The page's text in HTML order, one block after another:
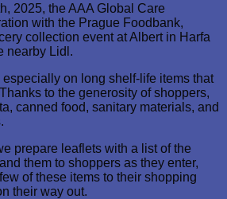
2025, the AAA Global Care
with the Prague Foodbank,
collection event at Albert in Harfa
nearby Lidl.
on long shelf-life items that
to the generosity of shoppers,
canned food, sanitary materials, and
prepare leaflets with a list of the
them to shoppers as they enter,
of these items to their shopping
their way out.